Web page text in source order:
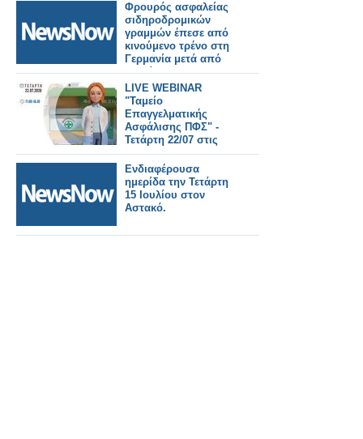
Φρουρός ασφαλείας
σιδηροδρομικών
γραμμών έπεσε από
κινούμενο τρένο στη
Γερμανία μετά από
διαμάχη.
LIVE WEBINAR
"Ταμείο
Επαγγελματικής
Ασφάλισης ΠΦΣ" -
Τετάρτη 22/07 στις
17:00
Ενδιαφέρουσα
ημερίδα την Τετάρτη
15 Ιουλίου στον
Αστακό.